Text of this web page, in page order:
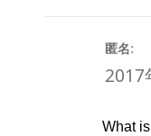
匿名:
2017
What